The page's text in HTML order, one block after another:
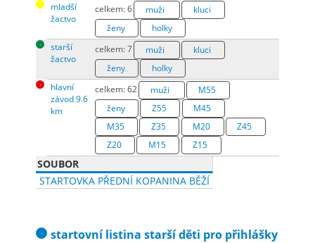
mladší
žactvo
celkem: 6 muži
kluci
ženy
holky
starší
žactvo
celkem: 7 muži
kluci
ženy
holky
hlavní
závod 9.6
km
celkem: 62 muži
M55
ženy
Z55
M45
M35
Z35 M20
Z45
Z20
M15 Z15
SOUBOR
STARTOVKA PŘEDNÍ KOPANINA BĚŽÍ
startovní listinastarší děti pro přihlášky